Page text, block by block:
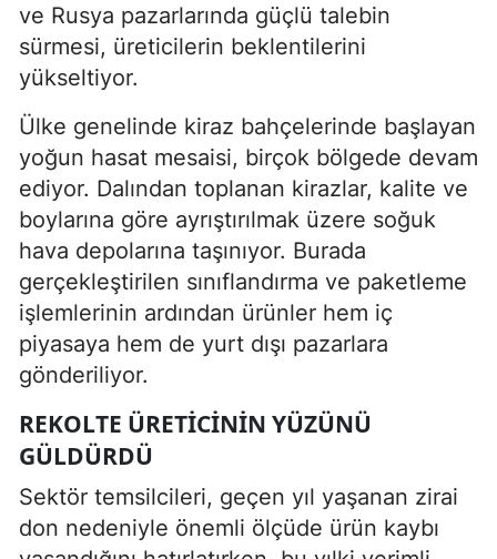
ve Rusya pazarlarında güçlü talebin
sürmesi, üreticilerin beklentilerini
yükseltiyor.
Ülke genelinde kiraz bahçelerinde başlayan
yoğun hasat mesaisi, birçok bölgede devam
ediyor. Dalından toplanan kirazlar, kalite ve
boylarına göre ayrıştırılmak üzere soğuk
hava depolarına taşınıyor. Burada
gerçekleştirilen sınıflandırma ve paketleme
işlemlerinin ardından ürünler hem iç
piyasaya hem de yurt dışı pazarlara
gönderiliyor.
REKOLTE ÜRETICININ YÜZÜNÜ
GÜLDÜRDÜ
Sektör temsilcileri, geçen yıl yaşanan zirai
don nedeniyle önemli ölçüde ürün kaybı